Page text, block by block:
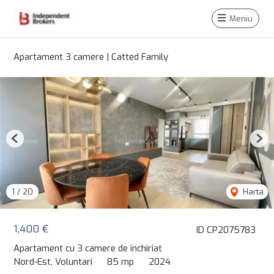
Meniu
Apartament 3 camere | Catted Family
ID CP2075783
1,400 €
Apartament cu 3 camere de închiriat
Nord-Est, Voluntari
85 mp 2024
1 / 20 Harta
Previous